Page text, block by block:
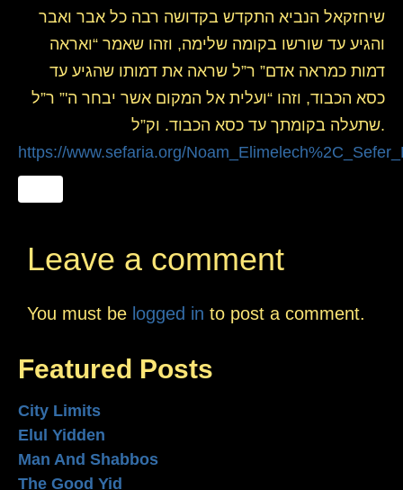
שיחזקאל הנביא התקדש בקדושה רבה כל אבר ואבר
והגיע עד שורשו בקומה שלימה, וזהו שאמר “ואראה
דמות כמראה אדם” ר”ל שראה את דמותו שהגיע עד
כסא הכבוד, וזהו “ועלית אל המקום אשר יבחר ה'” ר”ל
שתעלה בקומתך עד כסא הכבוד. וק”ל.
https://www.sefaria.org/
Leave a comment
You must be logged in to post a comment.
Featured Posts
City Limits
Elul Yidden
Man And Shabbos
The Good Yid